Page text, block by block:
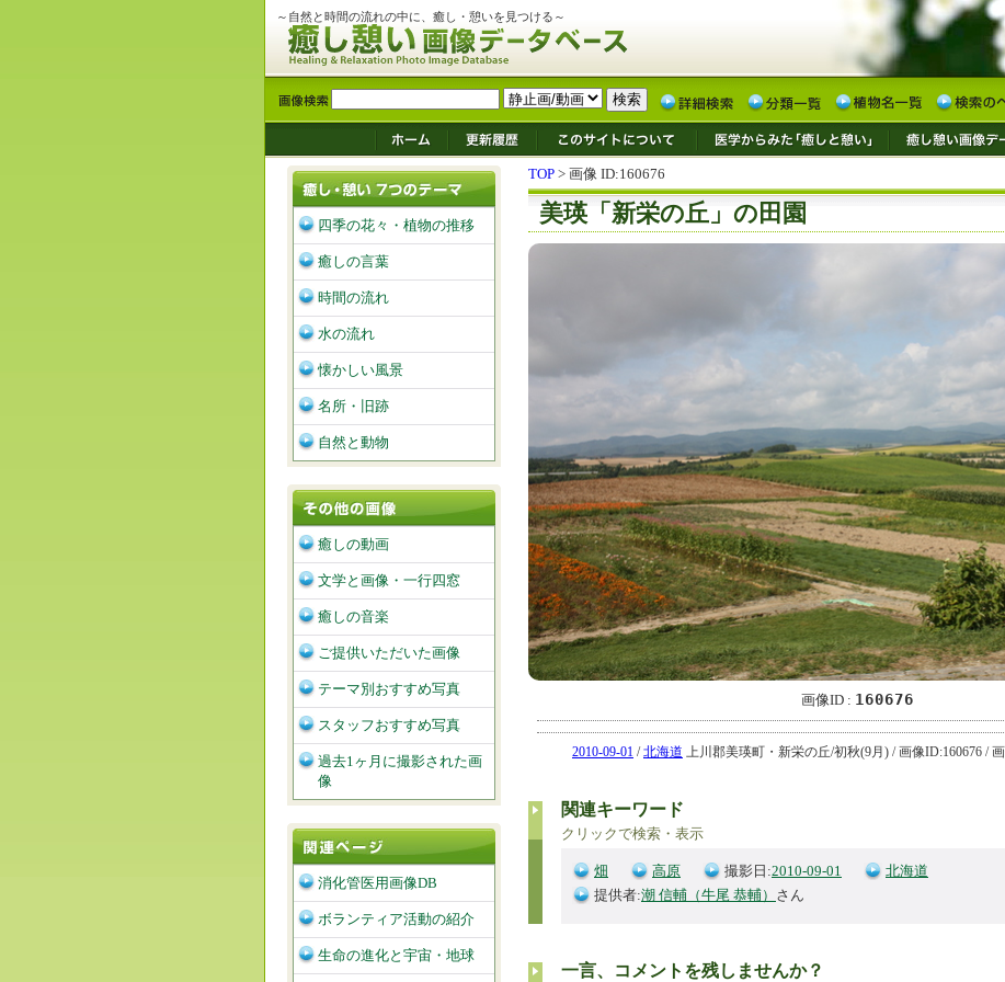
～自然と時間の流れの中に、癒し・憩いを見つける～
TOP > 画像 ID:160676
美瑛「新栄の丘」の田園
画像ID : 160676
2010-09-01 / 北海道 上川郡美瑛町・新栄の丘/初秋(9月) / 画像ID:160676 /
関連キーワード
クリックで検索・表示
畑 高原 撮影日:2010-09-01
北海道
提供者:潮 信輔（牛尾 恭輔） さん
一言、コメントを残しませんか？
四季の花々・植物の推移
癒しの言葉
時間の流れ
水の流れ
懐かしい風景
名所・旧跡
自然と動物
癒しの動画
文学と画像・一行四窓
癒しの音楽
ご提供いただいた画像
テーマ別おすすめ写真
スタッフおすすめ写真
過去1ヶ月に撮影された画
像
消化管医用画像DB
ボランティア活動の紹介
生命の進化と宇宙・地球